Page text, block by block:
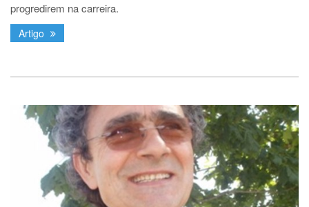
progredirem na carreira.
Artigo